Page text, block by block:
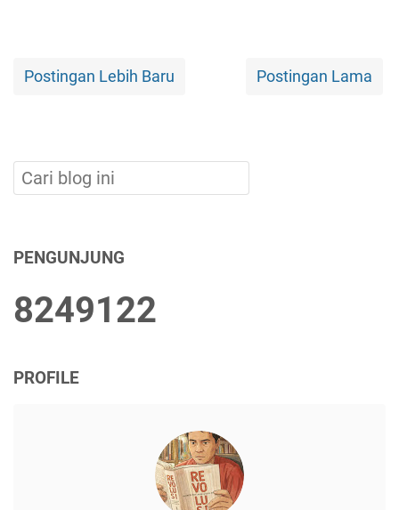
Postingan Lebih Baru Postingan Lama
PENGUNJUNG
8249122
PROFILE